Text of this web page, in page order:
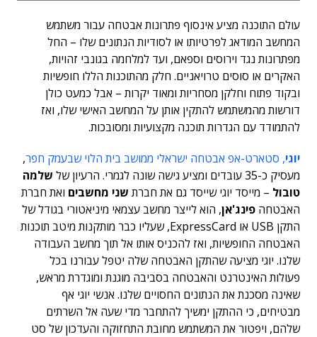
עולם התוכנה מציע אינסוף פתרונות אבטחה עבור משתמש
המחשב המודאג לפרטיותו או לסודיות הנתונים שלו – החל
מפתרונות נגד וירוסים וספאם, ועד למלחמה בגונבי זהויות,
האקרים או סוסים טרויאניים. חלק מהתוכנות הללו חופשיות
ובקוד פתוח וחלקן מסחריות ומאוד יקרות – אבל כמעט כולן
דורשות מהמשתמש להתקין אותן על המחשב האישי שלו, ואז
להתמודד עם הגדרות תוכנה מקצועיות ומסובכות.
יוגי, סטארט-אפ אבטחה ישראלי ממושב בית הלוי שבעמק חפר,
מעסיק כ-35 עובדים ומציע גישה שונה לגמרי. הרעיון של
שלמה
טובול – מייסד יוגי שייסד גם את חברת שני מחשבים ואת חברת
האבטחה פינג'אן, הוא לייצר מחשב עצמאי מיניאטורי בגודל של
התקן USB או ExpressCard, שעליו כבר מותקנות מיטב תוכנות
האבטחה החופשיות, ואז להכניס אותו אל תוך מחשב העבודה
שלנו. יוגי מציעה שהתקן האבטחה שלה יטפל עבורנו בכל
פעולות האינטרנט והאבטחה בסביבה מוגנת ומוגדרת מראש,
שאינה מסכנת את הנתונים החסויים שלנו. אנשי יוגי אף
מבטיחים, כי ההתקן ימשיך להתחבר מדי שעה אל השרתים
שלהם, ויפטור את המשתמש מחובת התחזוקה והעדכון של סט